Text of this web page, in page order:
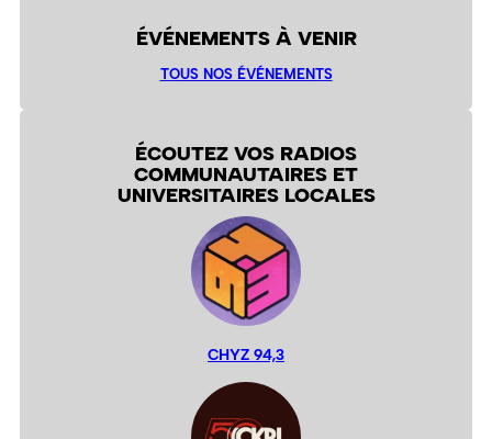
ÉVÉNEMENTS À VENIR
TOUS NOS ÉVÉNEMENTS
ÉCOUTEZ VOS RADIOS
COMMUNAUTAIRES ET
UNIVERSITAIRES LOCALES
CHYZ 94,3